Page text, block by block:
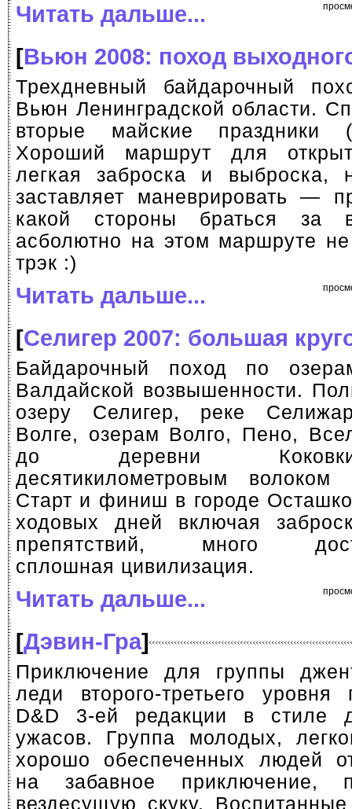
Читать дальше...
[Вьюн 2008: поход
Трехдневный байдарочный
Вьюн Ленинградской области.
вторые майские праздники
Хороший маршрут для
легкая заброска и выброска,
заставляет маневрировать —
какой стороны браться за
асболютно на этом маршруте
трэк :)
Читать дальше...
[Селигер 2007: большая
Байдарочный поход по
Валдайской возвышенности.
озеру Селигер, реке
Волге, озерам Волго, Пено,
до деревни
десятикилометровым
Старт и финиш в городе
ходовых дней включая
препятствий, много
сплошная цивилизация.
Читать дальше...
[Дэвин-Гра]
Приключение для группы
леди второго-третьего
D&D 3-ей редакции в стиле
ужасов. Группа молодых,
хорошо обеспеченных людей
на забавное приключение,
вездесущую скуку.